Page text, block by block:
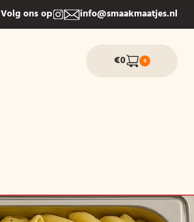
Volg ons op info@smaakmaatjes.nl
€0 0